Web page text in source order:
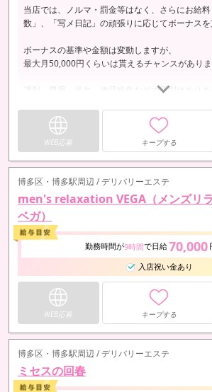
当店では、ノルマ・罰金等はなく、さらにお給
数」、「写メ日記」の頑張りに応じてボーナスを
ボーナスの基準や金額は変動しますが、
最大月50,000円くらいは貰えるチャンスがありま
遅刻、早退、当欠、備品紛失などの罰則はありま
WEB応募 キープする
博多区・博多駅周辺 / デリバリーエステ
men's relaxation VEGA（メンズリ
ベガ）
勤務時間が9時間で日給70,000
入店祝い金あり
WEB応募 キープする
博多区・博多駅周辺 / デリバリーエステ
ミセスの回春